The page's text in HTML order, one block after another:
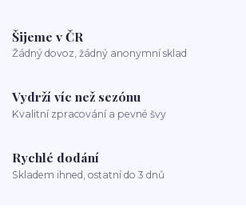
Šijeme v ČR
Žádný dovoz, žádný anonymní sklad
Vydrží víc než sezónu
Kvalitní zpracování a pevné švy
Rychlé dodání
Skladem ihned, ostatní do 3 dnů